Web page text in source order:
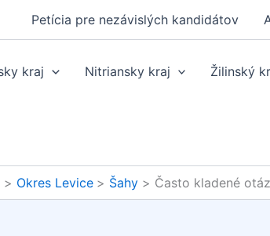
Petícia pre nezávislých kandidátov
kraj Nitriansky kraj Žilinský
Okres Levice Šahy Často kladené